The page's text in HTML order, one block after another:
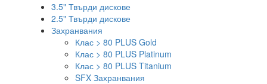
3.5" Твърди дискове
2.5" Твърди дискове
Захранвания
Клас > 80 PLUS Gold
Клас > 80 PLUS Platinum
Клас > 80 PLUS Titanium
SFX Захранвания